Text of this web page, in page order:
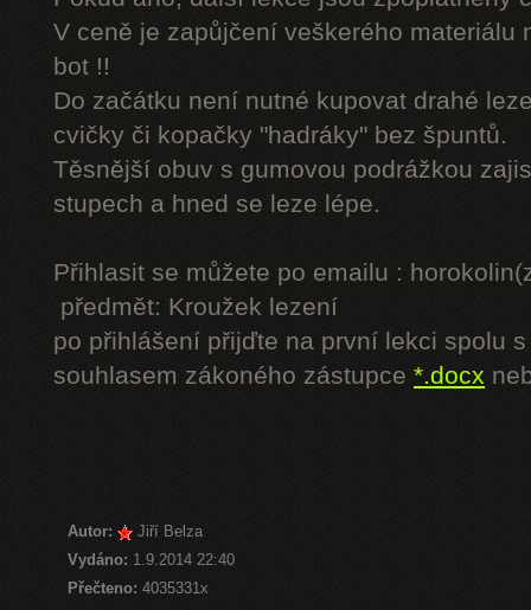
V ceně je zapůjčení veškerého materiálu
bot !!
Do začátku není nutné kupovat drahé
cvičky či kopačky "hadráky" bez špuntů.
Těsnější obuv s gumovou podrážkou
stupech a hned se leze lépe.
Přihlasit se můžete po emailu :
předmět: Kroužek lezení
po přihlášení přijďte na první lekci spolu
souhlasem zákoného zástupce *.docx
Autor:
Jiří Belza
Vydáno: 1.9.2014 22:40
Přečteno: 4035331x